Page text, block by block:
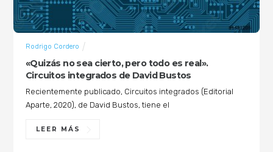
«Quizás no sea cierto, pero todo es real».
Circuitos integrados de David Bustos
Rodrigo Cordero
Recientemente publicado, Circuitos integrados (Editorial
Aparte, 2020), de David Bustos, tiene el
LEER MÁS